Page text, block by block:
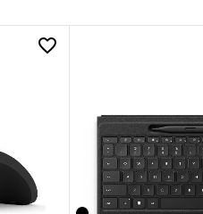
favorite_border